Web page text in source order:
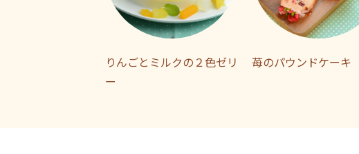
りんごとミルクの２色ゼリ
ー
苺のパウンドケーキ